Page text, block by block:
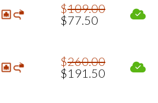
$109.00
$77 50
$260.00
$191 50